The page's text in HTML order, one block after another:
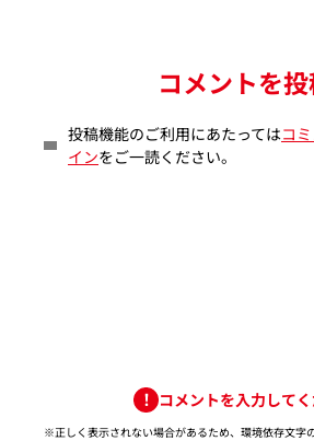
コメントを
投稿機能のご利用にあたってはコ
インをご一読ください。
コメントを入力して
※正しく表示されない場合があるため、環境依存文字